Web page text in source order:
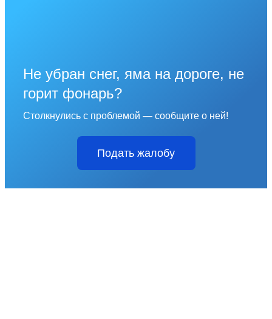
Не убран снег, яма на дороге, не
горит фонарь?
Столкнулись с проблемой — сообщите о ней!
Подать жалобу